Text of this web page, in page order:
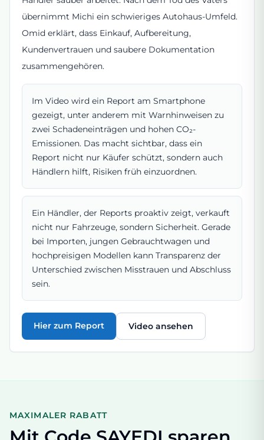
übernimmt Michi ein schwieriges Autohaus-Umfeld.
Omid erklärt, dass Einkauf, Aufbereitung,
Kundenvertrauen und saubere Dokumentation
zusammengehören.
Im Video wird ein Report am Smartphone
gezeigt, unter anderem mit Warnhinweisen zu
zwei Schadeneinträgen und hohen CO₂-
Emissionen. Das macht sichtbar, dass ein
Report nicht nur Käufer schützt, sondern auch
Händlern hilft, Risiken früh einzuordnen.
Ein Händler, der Reports proaktiv zeigt, verkauft
nicht nur Fahrzeuge, sondern Sicherheit. Gerade
bei Importen, jungen Gebrauchtwagen und
hochpreisigen Modellen kann Transparenz der
Unterschied zwischen Misstrauen und Abschluss
sein.
Hier zum Report Video ansehen
MAXIMALER RABATT